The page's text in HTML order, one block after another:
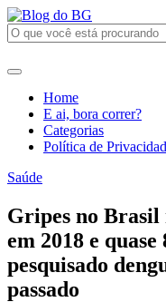
Home
E ai, bora correr?
Categorias
Política de
Saúde
Gripes no Brasil
em 2018 e
pesquisado
passado